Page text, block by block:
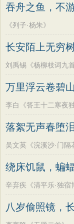
吞舟之鱼，不
《列子·杨朱》
长安陌上无穷
刘禹锡《杨柳枝词九首
万里浮云卷碧
李白《答王十二寒夜
落絮无声春堕
吴文英《浣溪沙·门隔
绕床饥鼠，蝙
辛弃疾《清平乐·独宿
八岁偷照镜，